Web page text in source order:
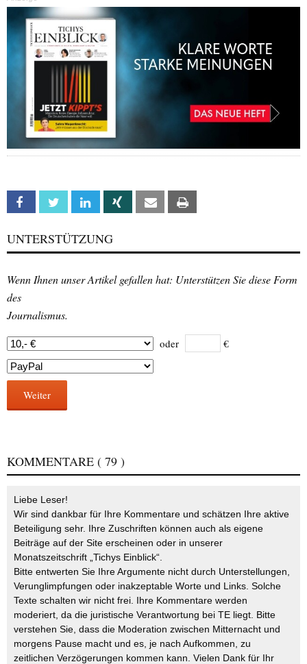
Facebook Twitter Linkedin Xing Email
UNTERSTÜTZUNG
Wenn Ihnen unser Artikel gefallen hat: Unterstützen Sie diese Form
des
Journalismus.
oder €
Weiter
KOMMENTARE ( 79 )
Liebe Leser!
Wir sind dankbar für Ihre Kommentare und schätzen Ihre aktive
Beteiligung sehr. Ihre Zuschriften können auch als eigene
Beiträge auf der Site erscheinen oder in unserer
Monatszeitschrift „Tichys Einblick“.
Bitte entwerten Sie Ihre Argumente nicht durch Unterstellungen,
Verunglimpfungen oder inakzeptable Worte und Links. Solche
Texte schalten wir nicht frei. Ihre Kommentare werden
moderiert, da die juristische Verantwortung bei TE liegt. Bitte
verstehen Sie, dass die Moderation zwischen Mitternacht und
morgens Pause macht und es, je nach Aufkommen, zu
zeitlichen Verzögerungen kommen kann. Vielen Dank für Ihr